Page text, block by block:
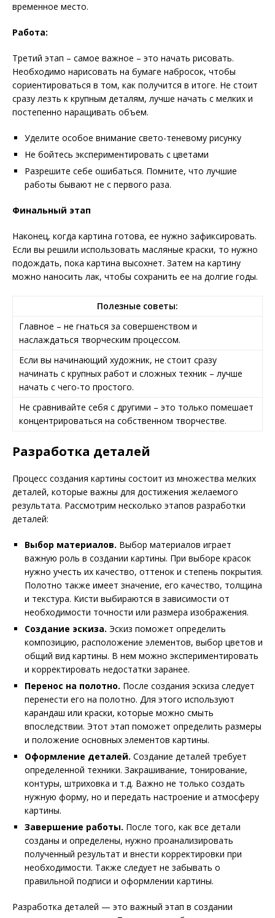
временное место.
Работа:
Третий этап – самое важное – это начать рисовать.
Необходимо нарисовать на бумаге набросок, чтобы
сориентироваться в том, как получится в итоге. Не стоит
сразу лезть к крупным деталям, лучше начать с мелких и
постепенно наращивать объем.
Уделите особое внимание свето-теневому рисунку
Не бойтесь экспериментировать с цветами
Разрешите себе ошибаться. Помните, что лучшие
работы бывают не с первого раза.
Финальный этап
Наконец, когда картина готова, ее нужно зафиксировать.
Если вы решили использовать масляные краски, то нужно
подождать, пока картина высохнет. Затем на картину
можно наносить лак, чтобы сохранить ее на долгие годы.
Полезные советы:
Главное – не гнаться за совершенством и
наслаждаться творческим процессом.
Если вы начинающий художник, не стоит сразу
начинать с крупных работ и сложных техник – лучше
начать с чего-то простого.
Не сравнивайте себя с другими – это только помешает
концентрироваться на собственном творчестве.
Разработка деталей
Процесс создания картины состоит из множества мелких
деталей, которые важны для достижения желаемого
результата. Рассмотрим несколько этапов разработки
деталей:
Выбор материалов. Выбор материалов играет
важную роль в создании картины. При выборе красок
нужно учесть их качество, оттенок и степень покрытия.
Полотно также имеет значение, его качество, толщина
и текстура. Кисти выбираются в зависимости от
необходимости точности или размера изображения.
Создание эскиза. Эскиз поможет определить
композицию, расположение элементов, выбор цветов и
общий вид картины. В нем можно экспериментировать
и корректировать недостатки заранее.
Перенос на полотно. После создания эскиза следует
перенести его на полотно. Для этого используют
карандаш или краски, которые можно смыть
впоследствии. Этот этап поможет определить размеры
и положение основных элементов картины.
Оформление деталей. Создание деталей требует
определенной техники. Закрашивание, тонирование,
контуры, штриховка и т.д. Важно не только создать
нужную форму, но и передать настроение и атмосферу
картины.
Завершение работы. После того, как все детали
созданы и определены, нужно проанализировать
полученный результат и внести корректировки при
необходимости. Также следует не забывать о
правильной подписи и оформлении картины.
Разработка деталей — это важный этап в создании